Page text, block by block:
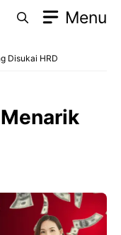
Menu
Disukai HRD